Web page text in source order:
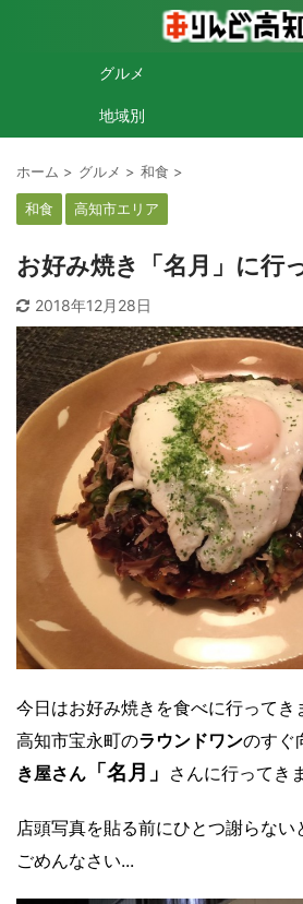
グルメ
地域別
ホーム > グルメ > 和食 >
和食 高知市エリア
お好み焼き「名月」に行
2018年12月28日
今日はお好み焼きを食べに行ってき
高知市宝永町のラウンドワンのすぐ
き屋さん 「名月」 さんに行ってき
店頭写真を貼る前にひとつ謝らない
ごめんなさい...